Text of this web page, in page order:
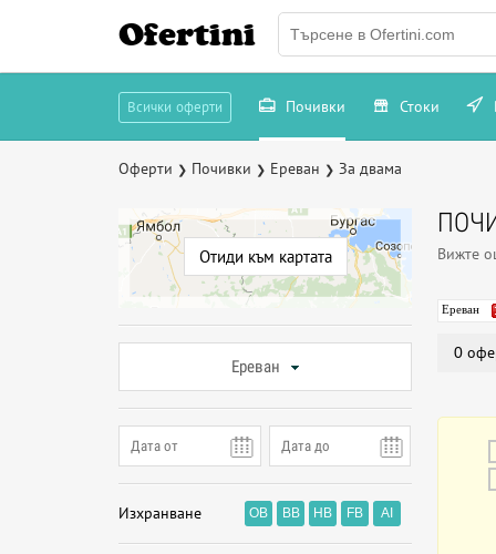
Ofertini
Всички оферти Почивки Стоки
Оферти ❯ Почивки ❯ Ереван ❯ За двама
Отиди към картата
Ереван
Изхранване OB BB HB FB AI
Вижте
Ереван
0